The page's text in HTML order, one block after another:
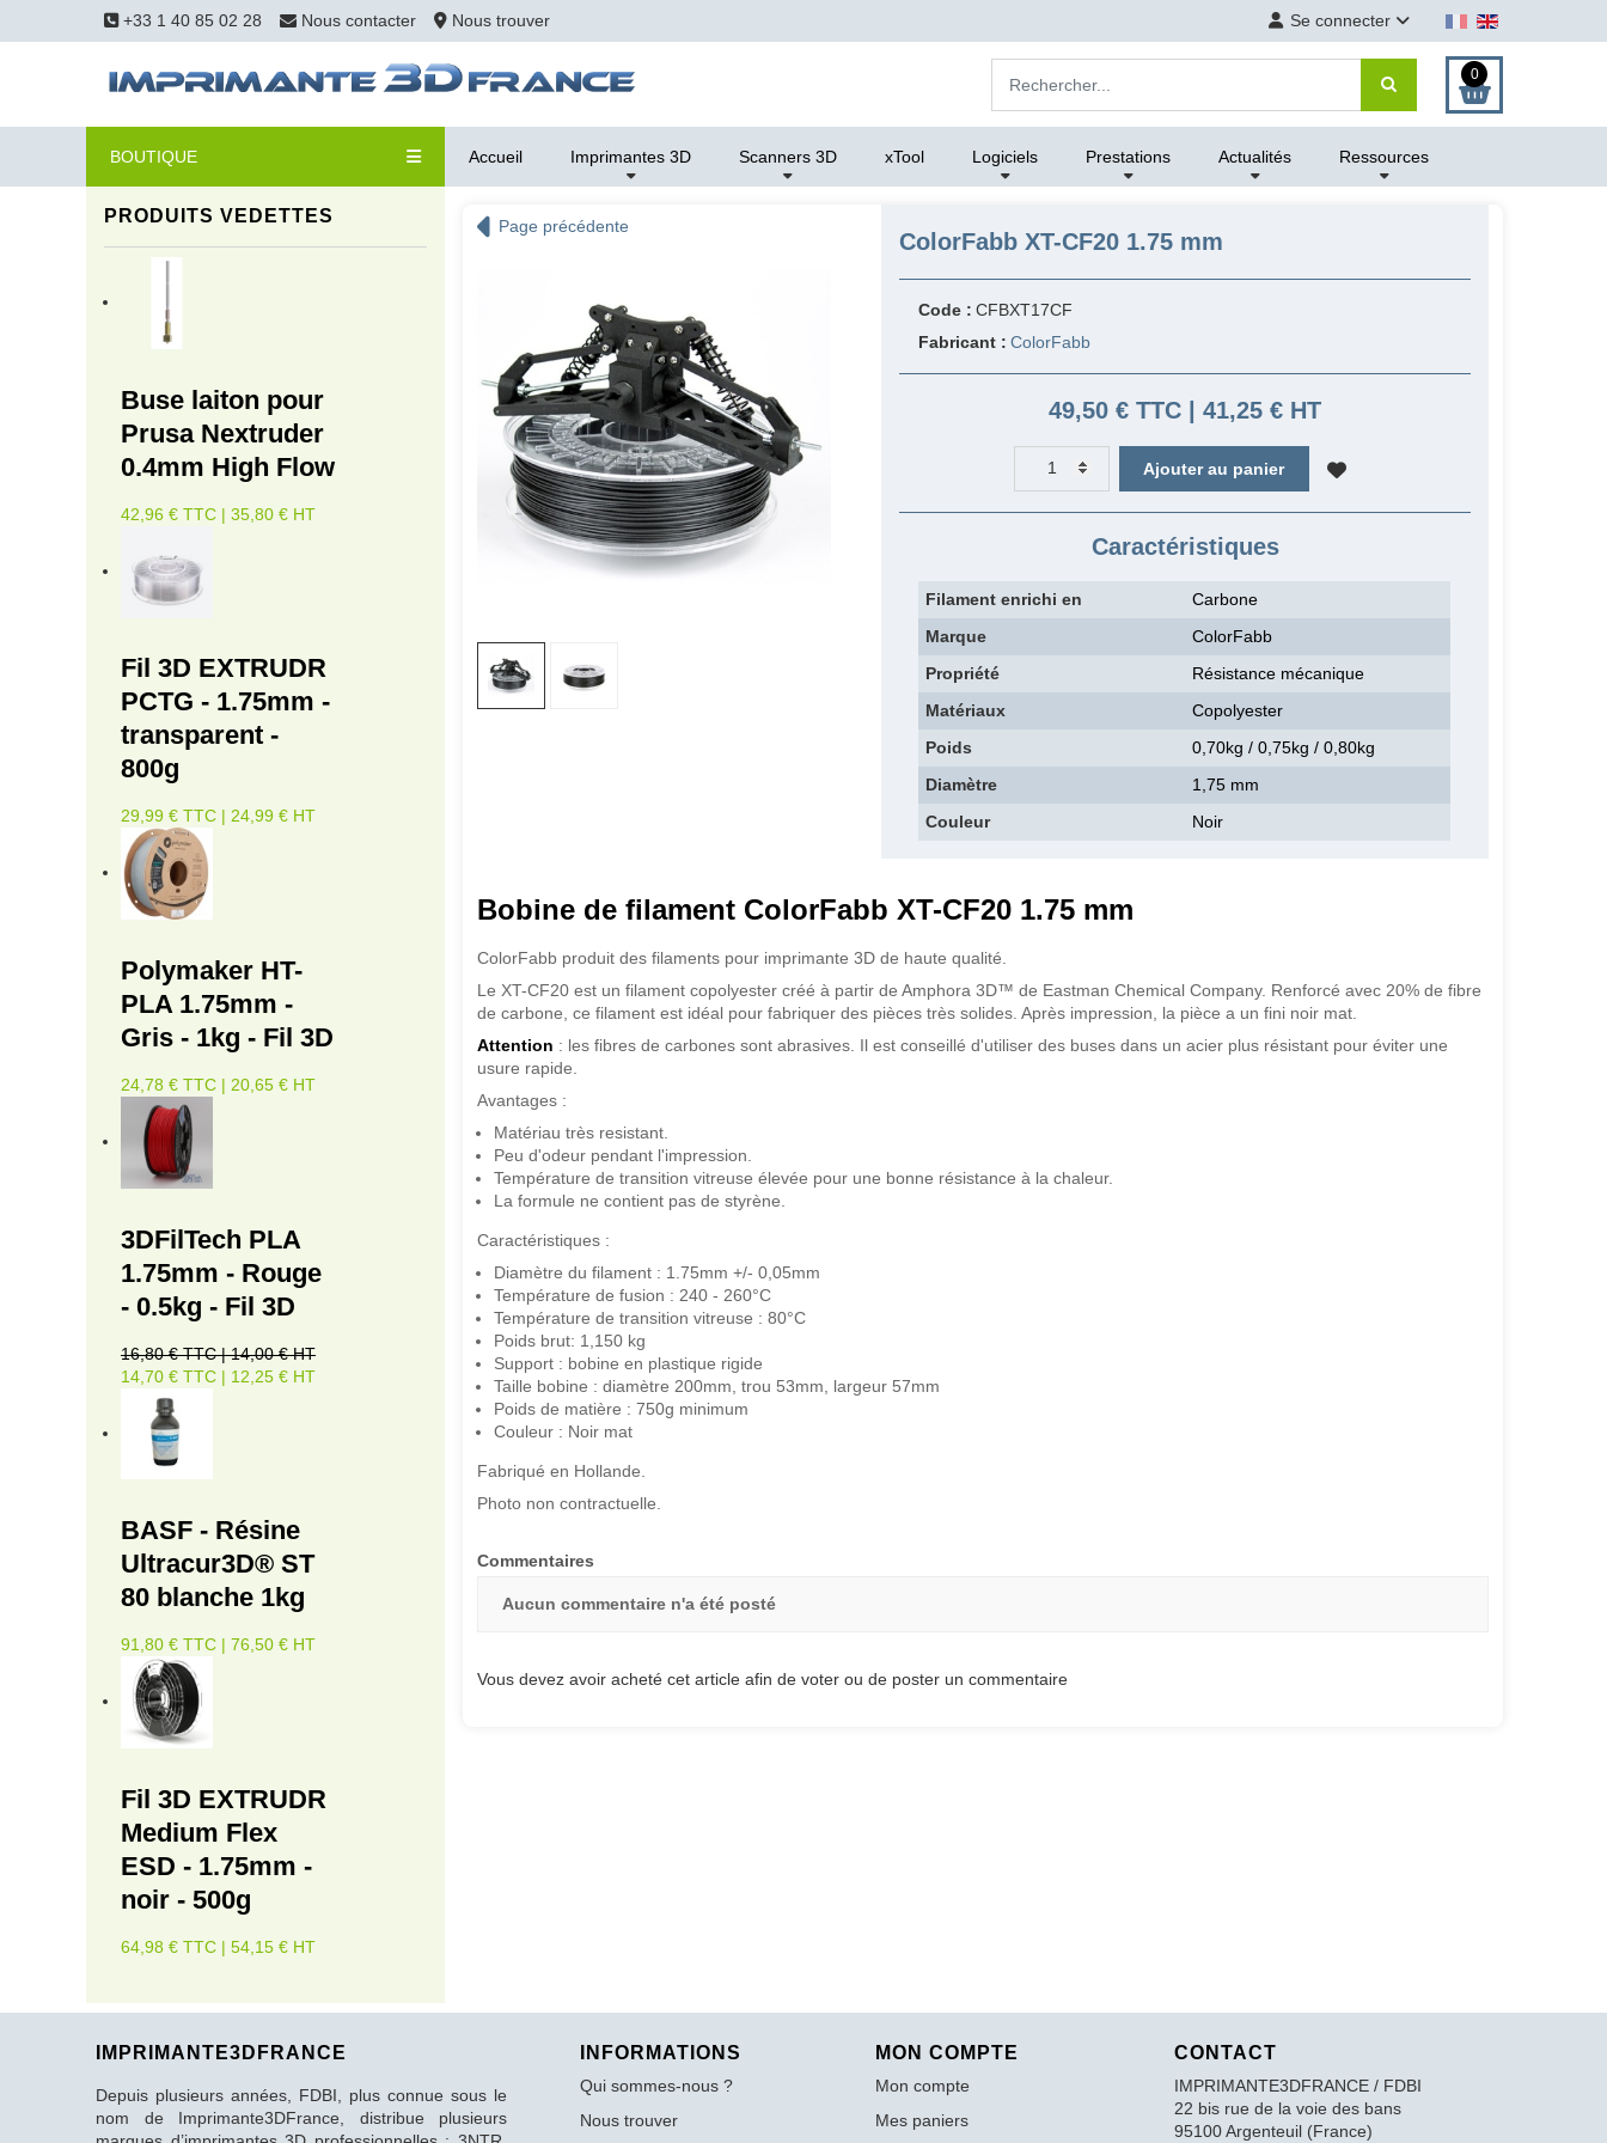
+33 1 40 85 02 28 Nous contacter Nous trouver Se connecter
0
BOUTIQUE Accueil Imprimantes 3D Scanners 3D xTool Logiciels Prestations Actualités Ressources
PRODUITS VEDETTES
Buse laiton pour
Prusa Nextruder
0.4mm High Flow
42,96 € TTC | 35,80 € HT
Fil 3D EXTRUDR
PCTG - 1.75mm -
transparent -
800g
29,99 € TTC | 24,99 € HT
Polymaker HT-
PLA 1.75mm -
Gris - 1kg - Fil 3D
24,78 € TTC | 20,65 € HT
3DFilTech PLA
1.75mm - Rouge
- 0.5kg - Fil 3D
16,80 € TTC | 14,00 € HT
14,70 € TTC | 12,25 € HT
BASF - Résine
Ultracur3D® ST
80 blanche 1kg
91,80 € TTC | 76,50 € HT
Fil 3D EXTRUDR
Medium Flex
ESD - 1.75mm -
noir - 500g
64,98 € TTC | 54,15 € HT
Page précédente
ColorFabb XT-CF20 1.75 mm
Code :CFBXT17CF
Fabricant :ColorFabb
49,50 € TTC | 41,25 € HT
Ajouter au panier
Caractéristiques
Filament enrichi en
Carbone
Marque
ColorFabb
Propriété
Résistance mécanique
Matériaux
Copolyester
Poids
0,70kg / 0,75kg / 0,80kg
Diamètre
1,75 mm
Couleur
Noir
Bobine de filament ColorFabb XT-CF20 1.75 mm
ColorFabb produit des filaments pour imprimante 3D de haute qualité.
Le XT-CF20 est un filament copolyester créé à partir de Amphora 3D™ de Eastman Chemical Company. Renforcé avec 20% de fibre
de carbone, ce filament est idéal pour fabriquer des pièces très solides. Après impression, la pièce a un fini noir mat.
Attention : les fibres de carbones sont abrasives. Il est conseillé d'utiliser des buses dans un acier plus résistant pour éviter une
usure rapide.
Avantages :
Matériau très resistant.
Peu d'odeur pendant l'impression.
Température de transition vitreuse élevée pour une bonne résistance à la chaleur.
La formule ne contient pas de styrène.
Caractéristiques :
Diamètre du filament : 1.75mm +/- 0,05mm
Température de fusion : 240 - 260°C
Température de transition vitreuse : 80°C
Poids brut: 1,150 kg
Support : bobine en plastique rigide
Taille bobine : diamètre 200mm, trou 53mm, largeur 57mm
Poids de matière : 750g minimum
Couleur : Noir mat
Fabriqué en Hollande.
Photo non contractuelle.
Commentaires
Aucun commentaire n'a été posté
Vous devez avoir acheté cet article afin de voter ou de poster un commentaire
IMPRIMANTE3DFRANCE
Depuis plusieurs années, FDBI, plus connue sous le
nom de Imprimante3DFrance, distribue plusieurs
INFORMATIONS
Qui sommes-nous ?
Nous trouver
MON COMPTE
Mon compte
Mes paniers
CONTACT
IMPRIMANTE3DFRANCE / FDBI
22 bis rue de la voie des bans
95100 Argenteuil (France)